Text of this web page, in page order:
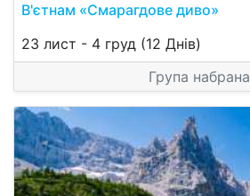
В'єтнам «Смарагдове диво»
23 лист - 4 груд (12 Днів)
Група набрана